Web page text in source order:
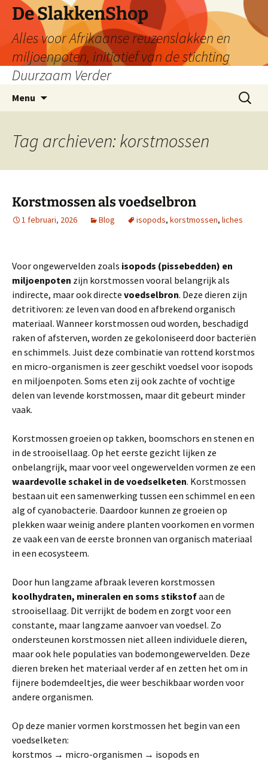
De SlakkenShop
Alles voor Afrikaanse reuzenslakken en
miljoenpoten, initiatief van de stichting
Duurzaam Verder
Menu
inhoud
Zoeken
naar:
Tag archieven: korstmossen
Korstmossen als voedselbron
1 februari, 2026 Blog isopods, korstmossen, liches
Voor ongewervelden zoals isopods (pissebedden) en
miljoenpoten zijn korstmossen vooral belangrijk als
indirecte, maar ook directe voedselbron. Deze dieren zijn
detritivoren: ze leven van dood en afbrekend organisch
materiaal. Wanneer korstmossen oud worden, beschadigd
raken of afsterven, worden ze gekoloniseerd door bacteriën
en schimmels. Juist deze combinatie van rottend korstmos
en micro-organismen is zeer geschikt voedsel voor isopods
en miljoenpoten. Soms eten zij ook zachte of vochtige
delen van levende korstmossen, maar dit gebeurt minder
vaak.
Korstmossen groeien op takken, boomschors en stenen en
in de strooisellaag. Op het eerste gezicht lijken ze
onbelangrijk, maar voor veel ongewervelden vormen ze een
waardevolle schakel in de voedselketen. Korstmossen
bestaan uit een samenwerking tussen een schimmel en een
alg of cyanobacterie. Daardoor kunnen ze groeien op
plekken waar weinig andere planten voorkomen en vormen
ze vaak een van de eerste bronnen van organisch materiaal
in een ecosysteem.
Door hun langzame afbraak leveren korstmossen
koolhydraten, mineralen en soms stikstofaan de
strooisellaag. Dit verrijkt de bodem en zorgt voor een
constante, maar langzame aanvoer van voedsel. Zo
ondersteunen korstmossen niet alleen individuele dieren,
maar ook hele populaties van bodemongewervelden. Deze
dieren breken het materiaal verder af en zetten het om in
fijnere bodemdeeltjes, die weer beschikbaar worden voor
andere organismen.
Op deze manier vormen korstmossen het begin van een
voedselketen:
korstmos → micro-organismen → isopods en